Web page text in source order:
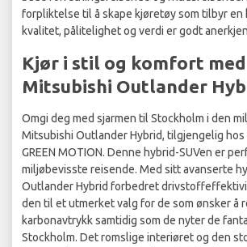
forpliktelse til å skape kjøretøy som tilbyr en
kvalitet, pålitelighet og verdi er godt
Kjør i stil og komfort med
Mitsubishi Outlander
Omgi deg med sjarmen til Stockholm i den
Mitsubishi Outlander Hybrid, tilgjengelig hos
GREEN MOTION. Denne hybrid-SUVen er
miljøbevisste reisende. Med sitt avanserte
Outlander Hybrid forbedret
den til et utmerket valg for de som ønsker å
karbonavtrykk samtidig som de nyter de
Stockholm. Det romslige interiøret og den